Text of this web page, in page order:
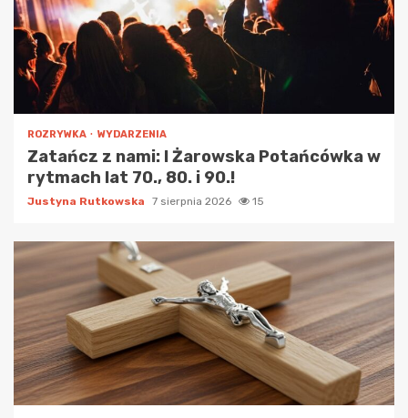
ROZRYWKA WYDARZENIA
Zatańcz z nami: I Żarowska Potańcówka w
rytmach lat 70., 80. i 90.!
Justyna Rutkowska 7 sierpnia 2026 15